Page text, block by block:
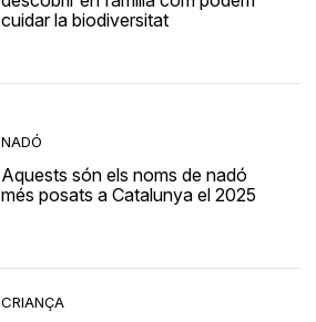
cuidar la biodiversitat
NADÓ
Aquests són els noms de nadó
més posats a Catalunya el 2025
CRIANÇA